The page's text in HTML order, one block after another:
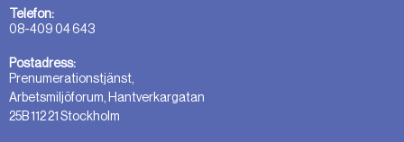
Telefon:
08-409 04 643
Postadress:
Prenumerationstjänst,
Arbetsmiljöforum, Hantverkargatan
25B 112 21 Stockholm